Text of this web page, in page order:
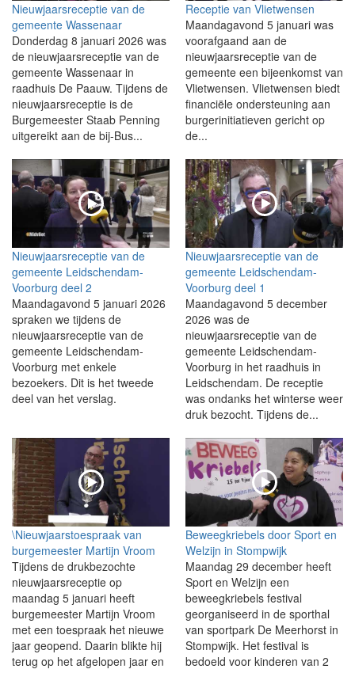
Nieuwjaarsreceptie van de
gemeente Wassenaar
Donderdag 8 januari 2026 was
de nieuwjaarsreceptie van de
gemeente Wassenaar in
raadhuis De Paauw. Tijdens de
nieuwjaarsreceptie is de
Burgemeester Staab Penning
uitgereikt aan de bij-Bus...
Receptie van Vlietwensen
Maandagavond 5 januari was
voorafgaand aan de
nieuwjaarsreceptie van de
gemeente een bijeenkomst van
Vlietwensen. Vlietwensen biedt
financiële ondersteuning aan
burgerinitiatieven gericht op
de...
Nieuwjaarsreceptie van de
gemeente Leidschendam-
Voorburg deel 2
Maandagavond 5 januari 2026
spraken we tijdens de
nieuwjaarsreceptie van de
gemeente Leidschendam-
Voorburg met enkele
bezoekers. Dit is het tweede
deel van het verslag.
Nieuwjaarsreceptie van de
gemeente Leidschendam-
Voorburg deel 1
Maandagavond 5 december
2026 was de
nieuwjaarsreceptie van de
gemeente Leidschendam-
Voorburg in het raadhuis in
Leidschendam. De receptie
was ondanks het winterse weer
druk bezocht. Tijdens de...
\Nieuwjaarstoespraak van
burgemeester Martijn Vroom
Tijdens de drukbezochte
nieuwjaarsreceptie op
maandag 5 januari heeft
burgemeester Martijn Vroom
met een toespraak het nieuwe
jaar geopend. Daarin blikte hij
terug op het afgelopen jaar en
Beweegkriebels door Sport en
Welzijn in Stompwijk
Maandag 29 december heeft
Sport en Welzijn een
beweegkriebels festival
georganiseerd in de sporthal
van sportpark De Meerhorst in
Stompwijk. Het festival is
bedoeld voor kinderen van 2